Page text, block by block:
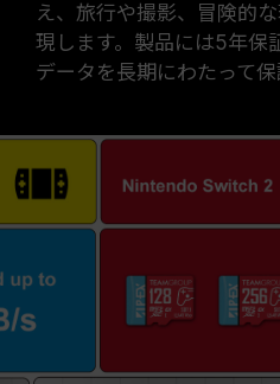
え、旅行や撮影、冒険的
現します。製品には5年保
データを長期にわたって保